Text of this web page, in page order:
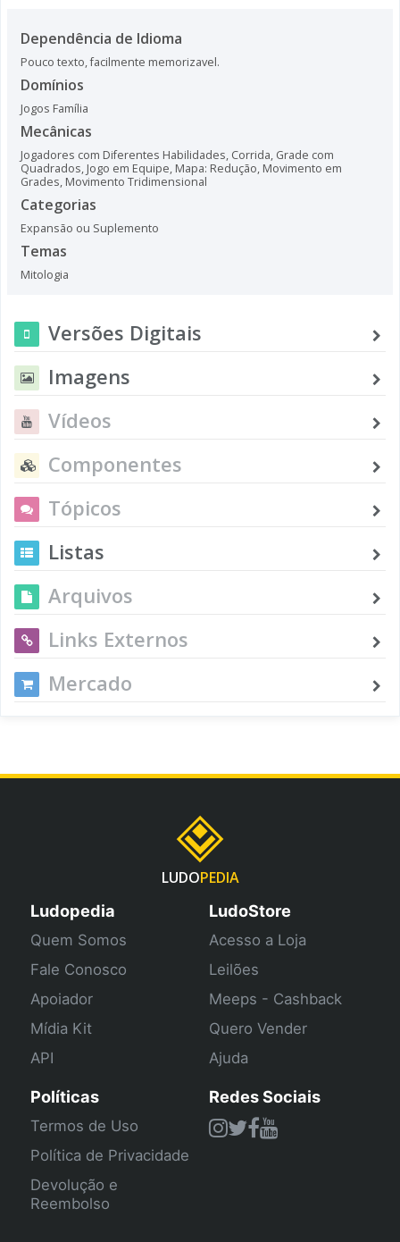
Dependência de Idioma
Pouco texto, facilmente memorizavel.
Domínios
Jogos Família
Mecânicas
Jogadores com Diferentes Habilidades, Corrida, Grade com
Quadrados, Jogo em Equipe, Mapa: Redução, Movimento em
Grades, Movimento Tridimensional
Categorias
Expansão ou Suplemento
Temas
Mitologia
Versões Digitais
Imagens
Vídeos
Componentes
Tópicos
Listas
Arquivos
Links Externos
Mercado
LUDOPEDIA
Ludopedia
Quem Somos
Fale Conosco
Apoiador
Mídia Kit
API
LudoStore
Acesso a Loja
Leilões
Meeps - Cashback
Quero Vender
Ajuda
Políticas
Termos de Uso
Política de Privacidade
Devolução e
Reembolso
Redes Sociais